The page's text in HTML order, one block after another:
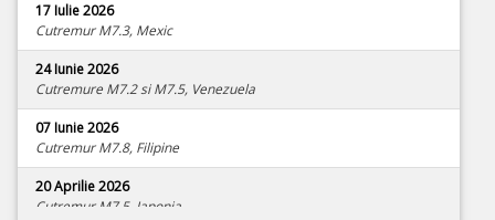
17 Iulie 2026
Cutremur M7.3, Mexic
24 Iunie 2026
Cutremure M7.2 si M7.5, Venezuela
07 Iunie 2026
Cutremur M7.8, Filipine
20 Aprilie 2026
Cutremur M7.5, Japonia